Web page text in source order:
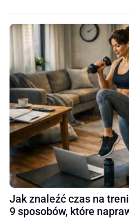
Jak znaleźć czas na
9 sposobów, które